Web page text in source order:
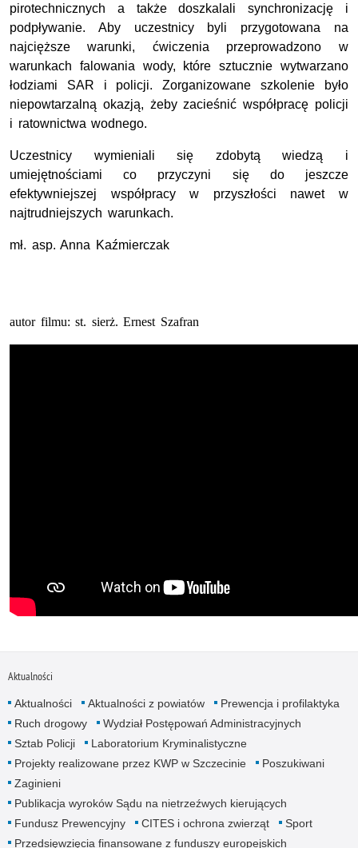
pirotechnicznych a także doszkalali synchronizację i
podpływanie. Aby uczestnicy byli przygotowana na
najcięższe warunki, ćwiczenia przeprowadzono w
warunkach falowania wody, które sztucznie wytwarzano
łodziami SAR i policji. Zorganizowane szkolenie było
niepowtarzalną okazją, żeby zacieśnić współpracę policji
i ratownictwa wodnego.
Uczestnicy wymieniali się zdobytą wiedzą i
umiejętnościami co przyczyni się do jeszcze
efektywniejszej współpracy w przyszłości nawet w
najtrudniejszych warunkach.
mł. asp. Anna Kaźmierczak
autor filmu: st. sierż. Ernest Szafran
Aktualności
Aktualności Aktualności z powiatów
Prewencja i profilaktyka
Ruch drogowy
Wydział Postępowań Administracyjnych
Sztab Policji
Laboratorium Kryminalistyczne
Projekty realizowane przez KWP w Szczecinie
Poszukiwani
Zaginieni
Publikacja wyroków Sądu na nietrzeźwych kierujących
Fundusz Prewencyjny
CITES i ochrona zwierząt
Sport
Przedsięwzięcia finansowane z funduszy europejskich